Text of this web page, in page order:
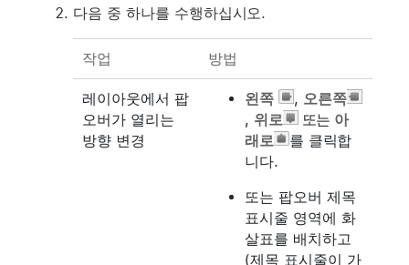
다음 중 하나를 수행하십시오.
작업 방법
레이아웃에서 팝
오버가 열리는
방향 변경
왼쪽 , 오른쪽
, 위로 또는 아
래로
를 클릭합
니다.
또는 팝오버 제목
표시줄 영역에 화
살표를 배치하고
(제목 표시줄이 가